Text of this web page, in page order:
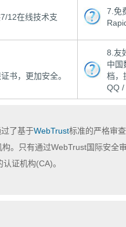
12在线技术支
7.免
书，更加安全。
8.友
中国
档，
QQ /
了基于WebTrust标准的严格审
构。只有通过WebTrust国际安全
证机构(CA)。